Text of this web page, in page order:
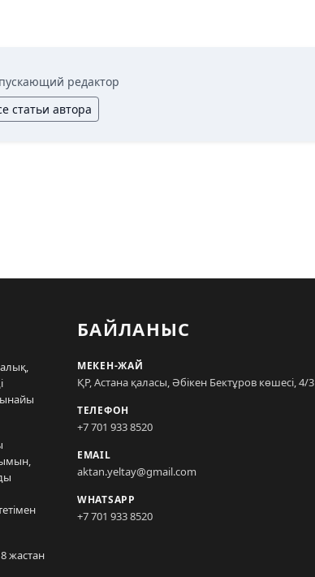
редактор
статьи автора
жастан
БАЙЛАНЫС
МЕКЕН-ЖАЙ
ҚР, Астана қаласы, Әбікен Бектұров көшесі, 4/3
ТЕЛЕФОН
+7 701 933 8520
EMAIL
aktan.yeltay@gmail.com
WHATSAPP
+7 701 933 8520